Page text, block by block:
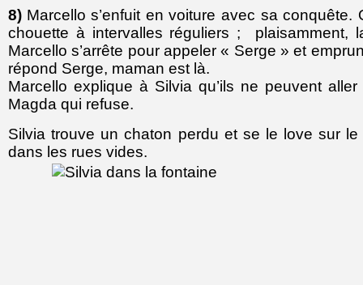
8) Marcello s’enfuit en voiture avec sa conquête.
chouette à intervalles réguliers ; plaisamment,
Marcello s’arrête pour appeler « Serge » et
répond Serge, maman est là.
Marcello explique à Silvia qu’ils ne peuvent
Magda qui refuse.
Silvia trouve un chaton perdu et se le love sur
dans les rues vides.